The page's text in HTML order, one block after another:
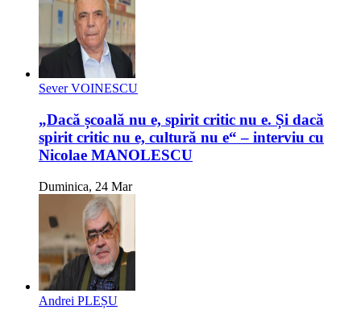
Sever VOINESCU
„Dacă școală nu e, spirit critic nu e. Și dacă
spirit critic nu e, cultură nu e“ – interviu cu
Nicolae MANOLESCU
Duminica, 24 Mar
Andrei PLEȘU